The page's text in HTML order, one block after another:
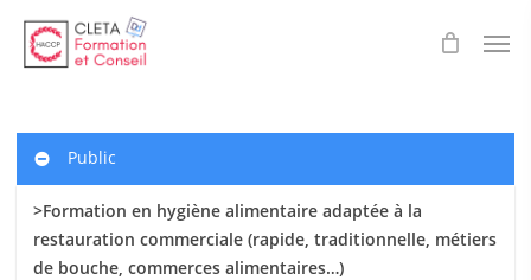
main
Public
>Formation en hygiène alimentaire adaptée à la
restauration commerciale (rapide, traditionnelle, métiers
de bouche, commerces alimentaires…)